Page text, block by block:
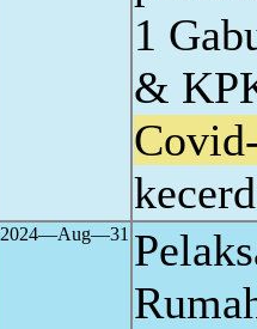
1
&
2024―Aug―31